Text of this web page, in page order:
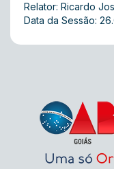
Relator: Ricardo
Data da Sessão: